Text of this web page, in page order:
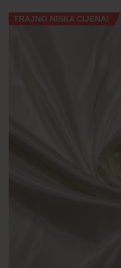
TRAJNO NISKA CIJENA!